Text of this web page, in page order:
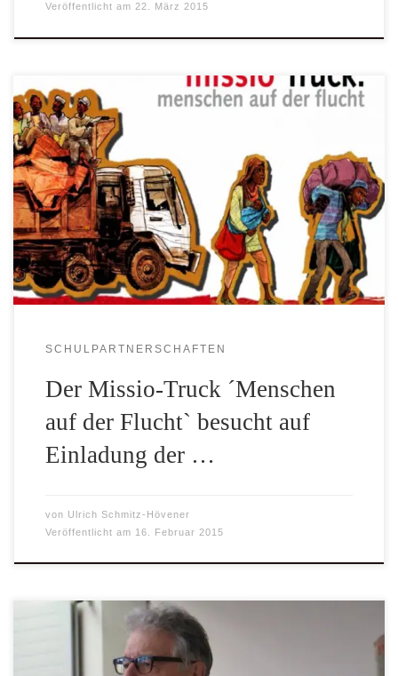
Veröffentlicht am 22. März 2015
Am Beispiel von Bürgerkriegsflüchtlingen im Ost-Kongo,
einem Nachbarland Ugandas, werden die Schüler durch die
multimediale Ausstellung im Truck für die
Ausnahmesituation von Flucht und Vertreibung
sensibilisiert. So wird in mehreren Stationen die
exemplarische Geschichte eines Flüchtlings aus der
Demokratischen Republik Kongo erzählt.
SCHULPARTNERSCHAFTEN
Der Missio-Truck ´Menschen
auf der Flucht` besucht auf
Einladung der …
von Ulrich Schmitz-Hövener
Veröffentlicht am 16. Februar 2015